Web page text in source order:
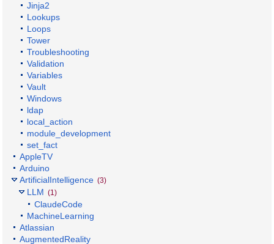
Jinja2
Lookups
Loops
Tower
Troubleshooting
Validation
Variables
Vault
Windows
ldap
local_action
module_development
set_fact
AppleTV
Arduino
ArtificialIntelligence (3)
LLM (1)
ClaudeCode
MachineLearning
Atlassian
AugmentedReality